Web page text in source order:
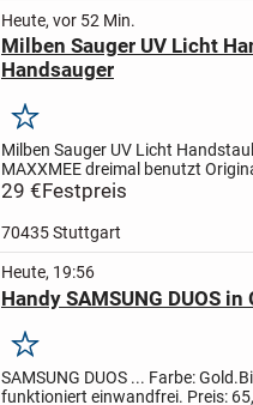
Heute, vor 52 Min.
Milben Sauger UV Licht
Handsauger
Merken
Milben Sauger UV Licht
MAXXMEEdreimal benutzt
Milben-Handstaubsauger mit UV-
29 €Festpreis
70435 Stuttgart
Heute, 19:56
Handy SAMSUNG DUOS in
Merken
SAMSUNG DUOS ... Farbe: Gold.
funktioniert einwandfrei. Preis: